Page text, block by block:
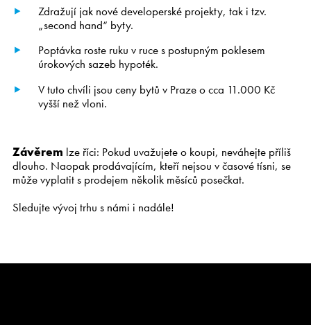
EN
Zdražují jak nové developerské projekty, tak i tzv.
„second hand“ byty.
Poptávka roste ruku v ruce s postupným poklesem
úrokových sazeb hypoték.
V tuto chvíli jsou ceny bytů v Praze o cca 11.000 Kč
vyšší než vloni.
Závěrem lze říci: Pokud uvažujete o koupi, neváhejte příliš
dlouho. Naopak prodávajícím, kteří nejsou v časové tísni, se
může vyplatit s prodejem několik měsíců posečkat.
Sledujte vývoj trhu s námi i nadále!